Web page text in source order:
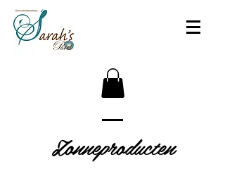
Zonneproducten